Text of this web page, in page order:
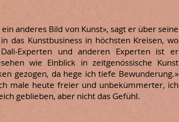
anderes Bild von Kunst», sagt er über seine
das Kunstbusiness in höchsten Kreisen, wo
Experten und anderen Experten ist er
wie Einblick in zeitgenössische Kunst
gezogen, da hege ich tiefe Bewunderung.»
male heute freier und unbekümmerter, ich
geblieben, aber nicht das Gefühl.